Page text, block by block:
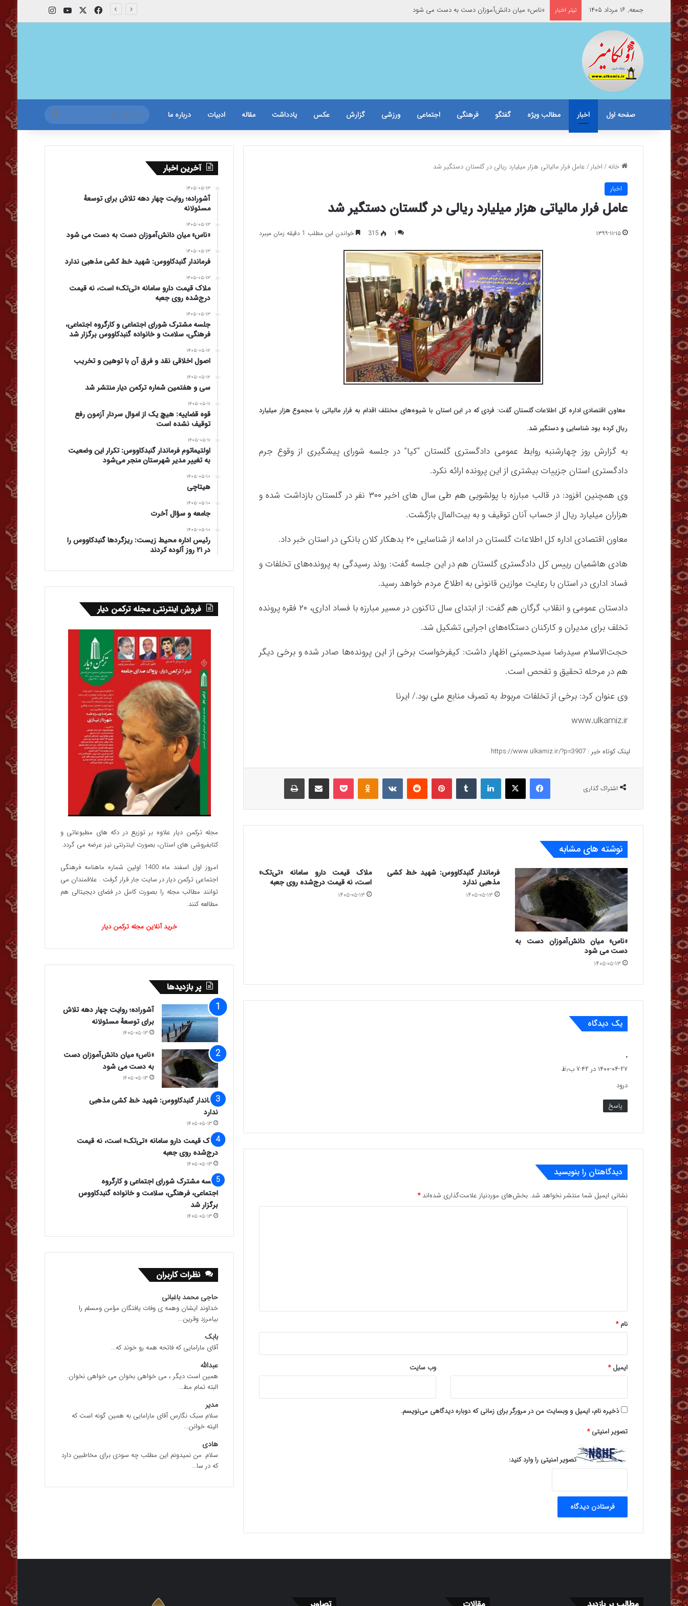
جمعه, ۱۶ مرداد ۱۴۰۵ تیتر اخبار «ناس» میان دانش‌آموزان دست به دست می شود فیس بوکیوتیوباینستاگرام
صفحه اول اخبار مطالب ویژه گفتگو فرهنگی اجتماعی ورزشی گزارش عکس یادداشت مقاله ادبیات درباره ما
جستجو
برای
خانه/اخبار/عامل فرار مالیاتی هزار میلیارد ریالی در گلستان دستگیر شد
اخبار
عامل فرار مالیاتی هزار میلیارد ریالی در گلستان دستگیر شد
۱۳۹۹-۱۱-۱۵ ۱ 315 خواندن این مطلب 1 دقیقه زمان میبرد
معاون اقتصادی اداره کل اطلاعات گلستان گفت: فردی که در این استان با شیوه‌های مختلف اقدام به فرار مالیاتی با مجموع هزار میلیارد
ریال کرده بود شناسایی و دستگیر شد.
به گزارش روز چهارشنبه روابط عمومی دادگستری گلستان “کیا” در جلسه شورای پیشگیری از وقوع جرم
دادگستری استان جزییات بیشتری از این پرونده ارائه نکرد.
وی همچنین افزود: در قالب مبارزه با پولشویی هم طی سال های اخیر ۳۰۰ نفر در گلستان بازداشت شده و
هزاران میلیارد ریال از حساب آنان توقیف و به بیت‌المال بازگشت.
معاون اقتصادی اداره کل اطلاعات گلستان در ادامه از شناسایی ۲۰ بدهکار کلان بانکی در استان خبر داد.
هادی هاشمیان رییس کل دادگستری گلستان هم در این جلسه گفت: روند رسیدگی به پرونده‌های تخلفات و
فساد اداری در استان با رعایت موازین قانونی به اطلاع مردم خواهد رسید.
دادستان عمومی و انقلاب گرگان هم گفت: از ابتدای سال تاکنون در مسیر مبارزه با فساد اداری، ۲۰ فقره پرونده
تخلف برای مدیران و کارکنان دستگاه‌های اجرایی تشکیل شد.
حجت‌الاسلام سیدرضا سیدحسینی اظهار داشت: کیفرخواست برخی از این پرونده‌ها صادر شده و برخی دیگر
هم در مرحله تحقیق و تفحص است.
وی عنوان کرد: برخی از تخلفات مربوط به تصرف منابع ملی بود./ ایرنا
www.ulkamiz.ir
لینک کوتاه خبر : https://www.ulkamiz.ir/?p=3907
اشتراک گذاری
فیس بوک X لینکدین ‫پین‌ترست ‫رددیت پاکت اشتراک گذاری از طریق ایمیل
نوشته های مشابه
«ناس» میان دانش‌آموزان دست به
دست می شود
۱۴۰۵-۰۵-۱۳
فرماندار گنبدکاووس: شهید خط کشی
مذهبی ندارد
۱۴۰۵-۰۵-۱۳
ملاک قیمت دارو سامانه «تی‌تک»
است، نه قیمت درج‌شده روی جعبه
۱۴۰۵-۰۵-۱۳
یک دیدگاه
.
ف
:
۱۴۰۰-۰۴-۲۷ در ۷:۴۲ ب٫ظ
درود
پاسخ
دیدگاهتان را بنویسید
نشانی ایمیل شما منتشر نخواهد شد. بخش‌های موردنیاز علامت‌گذاری شده‌اند*
نام*
ایمیل* وب‌ سایت
ذخیره نام، ایمیل و وبسایت من در مرورگر برای زمانی که دوباره دیدگاهی می‌نویسم.
تصویر امنیتی*
تصویر امنیتی را وارد کنید:
آخرین اخبار
۱۴۰۵-۰۵-۱۳
آشوراده؛ روایت چهار دهه تلاش برای توسعهٔ
مسئولانه
۱۴۰۵-۰۵-۱۳
«ناس» میان دانش‌آموزان دست به دست می شود
۱۴۰۵-۰۵-۱۳
فرماندار گنبدکاووس: شهید خط کشی مذهبی ندارد
۱۴۰۵-۰۵-۱۳
ملاک قیمت دارو سامانه «تی‌تک» است، نه قیمت
درج‌شده روی جعبه
۱۴۰۵-۰۵-۱۳
جلسه مشترک شورای اجتماعی و کارگروه اجتماعی،
فرهنگی، سلامت و خانواده گنبدکاووس برگزار شد
۱۴۰۵-۰۵-۱۲
اصول اخلاقی نقد و فرق آن با توهین و تخریب
۱۴۰۵-۰۵-۱۲
سی و هفتمین شماره ترکمن دیار منتشر شد
۱۴۰۵-۰۵-۱۱
قوه قضاییه: هیچ یک از اموال سردار آزمون رفع
توقیف نشده است
۱۴۰۵-۰۵-۱۱
اولتیماتوم فرماندار گنبدکاووس: تکرار این وضعیت
به تغییر مدیر شهرستان منجر می‌شود
۱۴۰۵-۰۵-۱۰
هیتاچی
۱۴۰۵-۰۵-۱۰
جامعه و سؤال آخرت
۱۴۰۵-۰۵-۱۰
رئیس اداره محیط زیست: ریزگردها گنبدکاووس را
در ۲۱ روز آلوده کردند
فروش اینترنتی مجله ترکمن دیار
مجله ترکمن دیار علاوه بر توزیع در دکه های مطبوعاتی و
کتابفروشی های استان، بصورت اینترنتی نیز عرضه می گردد.‌
امروز اول اسفند ماه 1400 اولین شماره ماهنامه فرهنگی
اجتماعی ترکمن دیار در سایت جار قرار گرفت . علاقمندان می
توانند مطالب مجله را بصورت کامل در فضای دیجیتالی هم
مطالعه کنند.
خرید آنلاین مجله ترکمن دیار
پر بازدیدها
آشوراده؛ روایت چهار دهه تلاش
برای توسعهٔ مسئولانه
۱۴۰۵-۰۵-۱۳
«ناس» میان دانش‌آموزان دست
به دست می شود
۱۴۰۵-۰۵-۱۳
فرماندار گنبدکاووس: شهید خط کشی مذهبی
ندارد
۱۴۰۵-۰۵-۱۳
ملاک قیمت دارو سامانه «تی‌تک» است، نه قیمت
درج‌شده روی جعبه
۱۴۰۵-۰۵-۱۳
جلسه مشترک شورای اجتماعی و کارگروه
اجتماعی، فرهنگی، سلامت و خانواده گنبدکاووس
برگزار شد
۱۴۰۵-۰۵-۱۳
نظرات کاربران
حاجی محمد باغبانی
خداوند ایشان وهمه ی وفات یافتگان مؤمن ومسلم را
بیامرزد وقرین...
بابک
آقای مارامایی که فاتحه همه رو خوند که...
عبدالله
همین است دیگر ، می خواهی بخوان می خواهی نخوان.
البته تمام مط...
مدیر
سلام سبک نگارس آقای مارامایی به همین گونه است که
الیته خوانن...
هادی
سلام. من نمیدونم این مطلب چه سودی برای مخاطبین دارد
که در سا...